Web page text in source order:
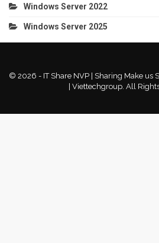
Windows Server 2022
Windows Server 2025
© 2026 - IT Share NVP | Sharing Make us
| Viettechgroup. All